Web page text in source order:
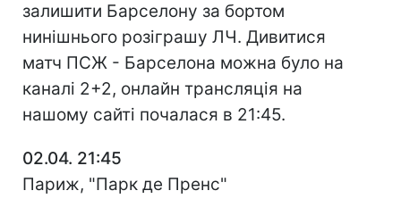
залишити Барселону за бортом
нинішнього розіграшу ЛЧ. Дивитися
матч ПСЖ - Барселона можна було на
каналі 2+2, онлайн трансляція на
нашому сайті почалася в 21:45.
02.04. 21:45
Париж, "Парк де Пренс"